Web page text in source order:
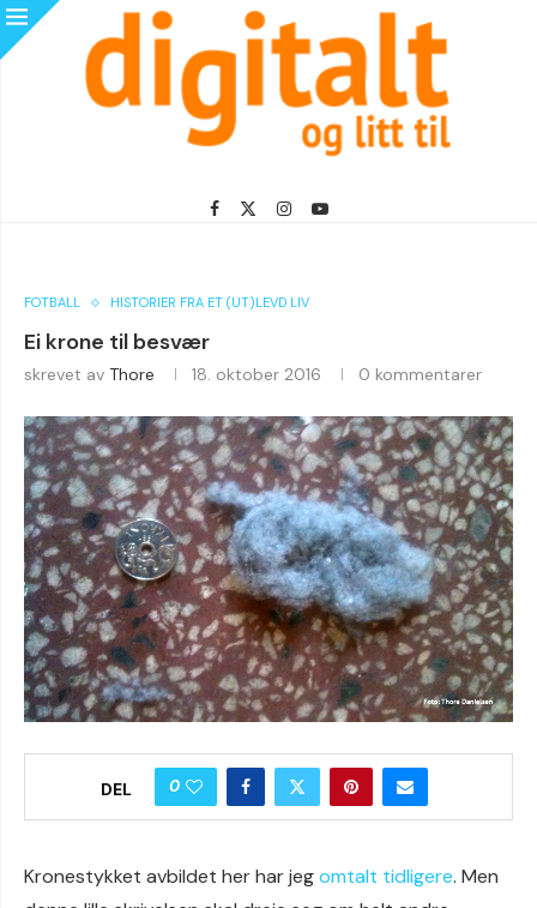
FOTBALL HISTORIER FRA ET (UT)LEVD LIV
Ei krone til besvær
skrevet av Thore 18. oktober 2016 0 kommentarer
DEL 0
Kronestykket avbildet her har jegomtalt tidligere. Men